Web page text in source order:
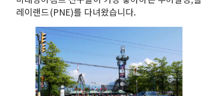
레이랜드(PNE)를 다녀왔습니다.